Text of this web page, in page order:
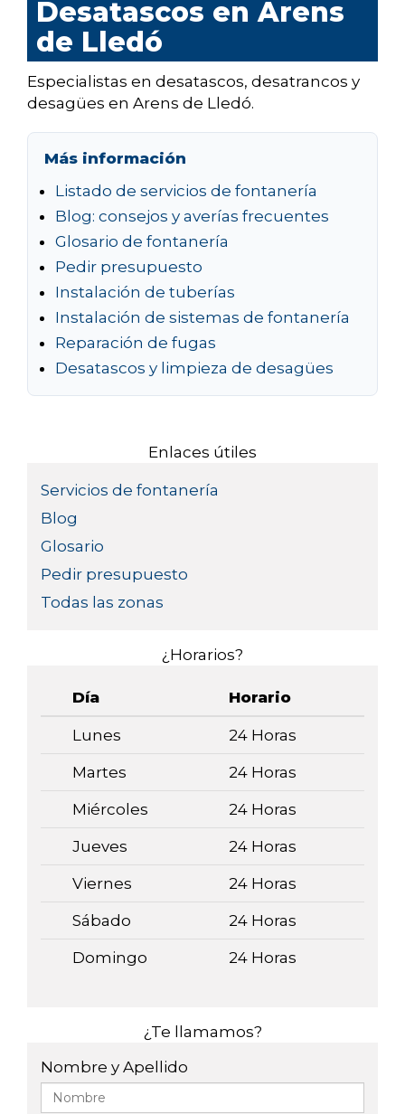
Desatascos en Arens
de Lledó
Especialistas en desatascos, desatrancos y
desagües en Arens de Lledó.
Más información
Listado de servicios de fontanería
Blog: consejos y averías frecuentes
Glosario de fontanería
Pedir presupuesto
Instalación de tuberías
Instalación de sistemas de fontanería
Reparación de fugas
Desatascos y limpieza de desagües
Enlaces útiles
Servicios de fontanería
Blog
Glosario
Pedir presupuesto
Todas las zonas
¿Horarios?
Día Horario
Lunes 24 Horas
Martes 24 Horas
Miércoles 24 Horas
Jueves 24 Horas
Viernes 24 Horas
Sábado 24 Horas
Domingo 24 Horas
¿Te llamamos?
Nombre y Apellido